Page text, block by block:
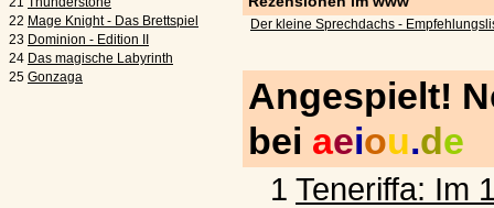
22 Mage Knight - Das Brettspiel
23 Dominion - Edition II
24 Das magische Labyrinth
25 Gonzaga
Der kleine Sprechdachs -
Angespielt!
bei aeiou.de
1 Teneriffa: Im